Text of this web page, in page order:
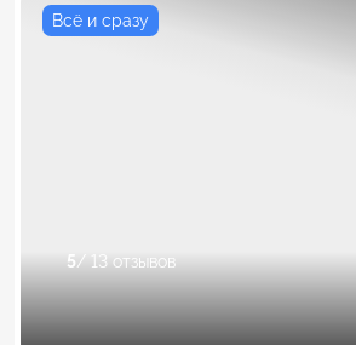
Всё и сразу
5/ 13 отзывов